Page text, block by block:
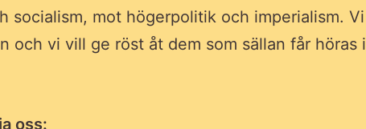
socialism, mot högerpolitik och imperialism. Vi
och vi vill ge röst åt dem som sällan får höras i
oss: